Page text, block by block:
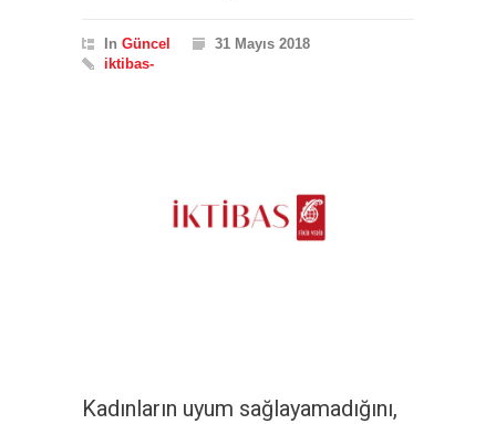
In Güncel
31 Mayıs 2018
iktibas-
Kadınların uyum sağlayamadığını,